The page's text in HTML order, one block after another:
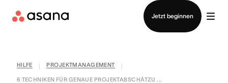
Jetzt beginnen
Vertrieb kontaktieren
HILFE PROJEKTMANAGEMENT
6 TECHNIKEN FÜR GENAUE PROJEKTABSCHÄTZU ...